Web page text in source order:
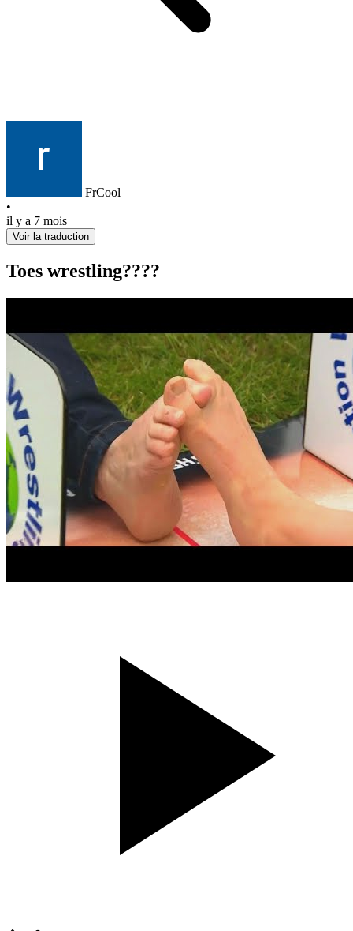
FrCool
•
il y a 7 mois
Voir la traduction
Toes wrestling????